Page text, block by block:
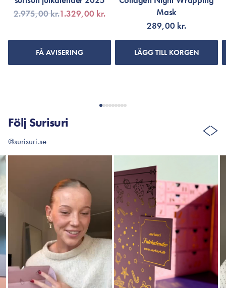
2.975,00 kr.1.329,00 kr.
FÅ AVISERING
Mask
289,00 kr.
LÄGG TILL KORGEN
Följ Surisuri
@surisuri.se